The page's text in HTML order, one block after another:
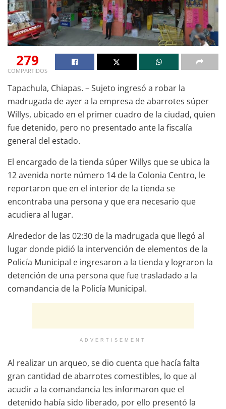
279
COMPARTIDOS
Tapachula, Chiapas. – Sujeto ingresó a robar la
madrugada de ayer a la empresa de abarrotes súper
Willys, ubicado en el primer cuadro de la ciudad, quien
fue detenido, pero no presentado ante la fiscalía
general del estado.
El encargado de la tienda súper Willys que se ubica la
12 avenida norte número 14 de la Colonia Centro, le
reportaron que en el interior de la tienda se
encontraba una persona y que era necesario que
acudiera al lugar.
Alrededor de las 02:30 de la madrugada que llegó al
lugar donde pidió la intervención de elementos de la
Policía Municipal e ingresaron a la tienda y lograron la
detención de una persona que fue trasladado a la
comandancia de la Policía Municipal.
ADVERTISEMENT
Al realizar un arqueo, se dio cuenta que hacía falta
gran cantidad de abarrotes comestibles, lo que al
acudir a la comandancia les informaron que el
detenido había sido liberado, por ello presentó la